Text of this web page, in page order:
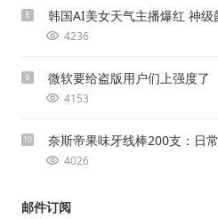
8 韩国AI美女天气主播爆红 神级
4236
9 微软要给盗版用户们上强度了
4153
10 奈斯帝果味牙线棒200支：日
4026
邮件订阅